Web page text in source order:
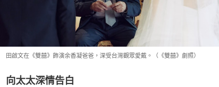
田啟文在《雙囍》飾演余香凝爸爸，深受台灣觀眾愛戴。（《雙囍》劇照）
向太太深情告白